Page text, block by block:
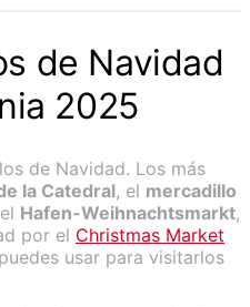
de Navidad
2025
de Navidad. Los más
la Catedral, el mercadillo
Hafen-Weihnachtsmarkt,
por el Christmas Market
usar para visitarlos